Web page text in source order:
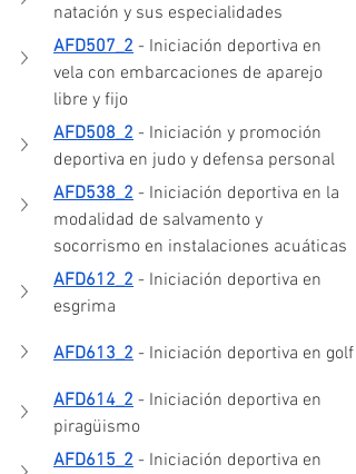
natación y sus especialidades
AFD507_2 - Iniciación deportiva en
vela con embarcaciones de aparejo
libre y fijo
AFD508_2 - Iniciación y promoción
deportiva en judo y defensa personal
AFD538_2 - Iniciación deportiva en la
modalidad de salvamento y
socorrismo en instalaciones acuáticas
AFD612_2 - Iniciación deportiva en
esgrima
AFD613_2 - Iniciación deportiva en golf
AFD614_2 - Iniciación deportiva en
piragüismo
AFD615_2 - Iniciación deportiva en